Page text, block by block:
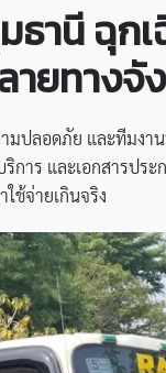
ธานี ฉุก
ายทางจั
มปลอดภัย และทีมงา
าร และเอกสารปร
ช้จ่ายเกินจริง